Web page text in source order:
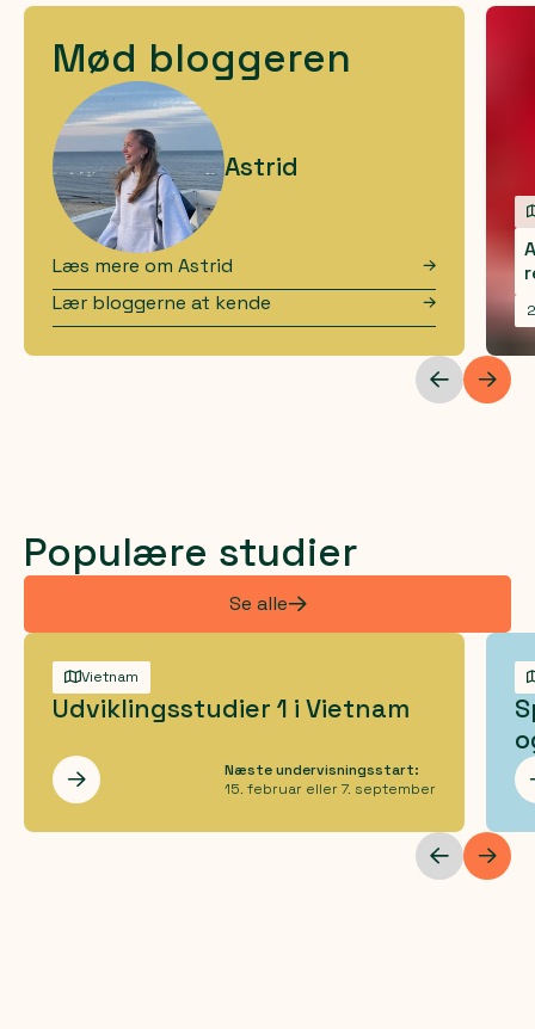
Mød bloggeren
Astrid
Læs mere om Astrid
Lær bloggerne at kende
Populære studier
Se alle
Vietnam
Udviklingsstudier 1 i Vietnam
Les mer
Næste undervisningsstart:
15. februar eller 7. september